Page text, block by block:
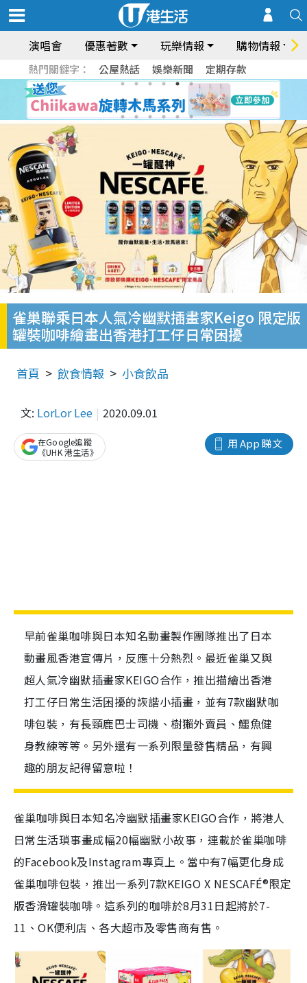
演唱會 優惠著數 玩樂情報 購物情報
熱門關鍵字： 公屋熱話 娛樂新聞 定期存款
雀巢聯乘日本人氣冷幽默插畫家Keigo 限定版
罐裝咖啡繪畫出香港打工仔日常困擾
首頁 飲食情報 小食飲品
文: LorLor Lee 2020.09.01
用 App 睇文
在Google追蹤
《UHK 港生活》
早前雀巢咖啡與日本知名動畫製作團隊推出了日本
動畫風香港宣傳片，反應十分熱烈。最近雀巢又與
超人氣冷幽默插畫家KEIGO合作，推出描繪出香港
打工仔日常生活困擾的詼諧小插畫，並有7款幽默咖
啡包裝，有長頸鹿巴士司機、樹獺外賣員、鱷魚健
身教練等等。另外還有一系列限量發售精品，有興
趣的朋友記得留意啦！
雀巢咖啡與日本知名冷幽默插畫家KEIGO合作，將港人
日常生活瑣事畫成幅20幅幽默小故事，連載於雀巢咖啡
的Facebook及Instagram專頁上。當中有7幅更化身成
雀巢咖啡包裝，推出一系列7款KEIGO X NESCAFÉ®限定
版香滑罐裝咖啡。 這系列的咖啡於8月31日起將於7-
11、OK便利店、各大超市及零售商有售。